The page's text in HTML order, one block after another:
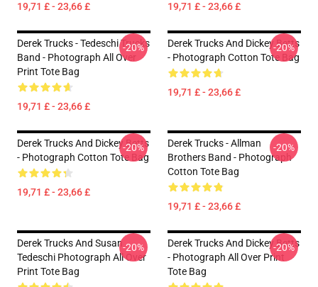
19,71 £ - 23,66 £ 19,71 £ - 23,66 £
Derek Trucks - Tedeschi Trucks
Band - Photograph All Over
Print Tote Bag
19,71 £ - 23,66 £
-20%
Derek Trucks And Dickey Betts
- Photograph Cotton Tote Bag
19,71 £ - 23,66 £
-20%
Derek Trucks And Dickey Betts
- Photograph Cotton Tote Bag
19,71 £ - 23,66 £
-20%
Derek Trucks - Allman
Brothers Band - Photograph
Cotton Tote Bag
19,71 £ - 23,66 £
-20%
Derek Trucks And Susan
Tedeschi Photograph All Over
Print Tote Bag
-20%
Derek Trucks And Dickey Betts
- Photograph All Over Print
Tote Bag
-20%